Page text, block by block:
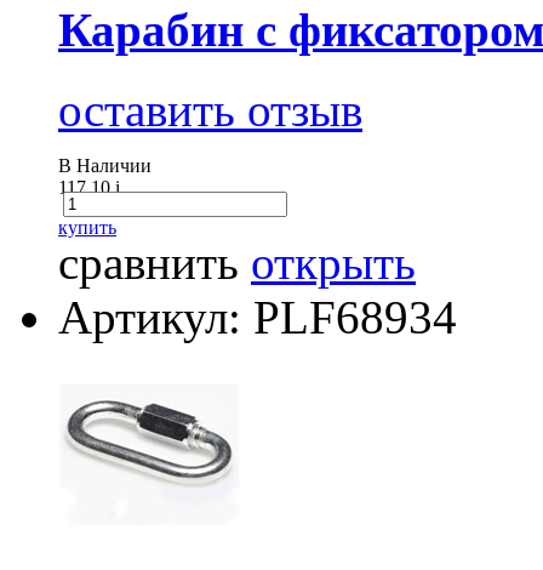
Карабин с
оставить отзыв
В Наличии
117.10i
купить
сравнить открыть
Артикул: PLF68934